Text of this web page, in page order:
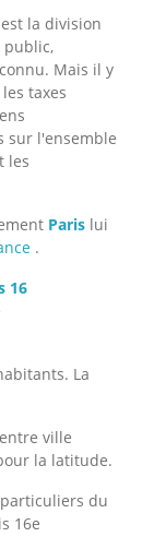
la division
public,
Mais il y
taxes
sur l'ensemble
les
Paris lui
.
16
La
ville
la latitude.
du
16e